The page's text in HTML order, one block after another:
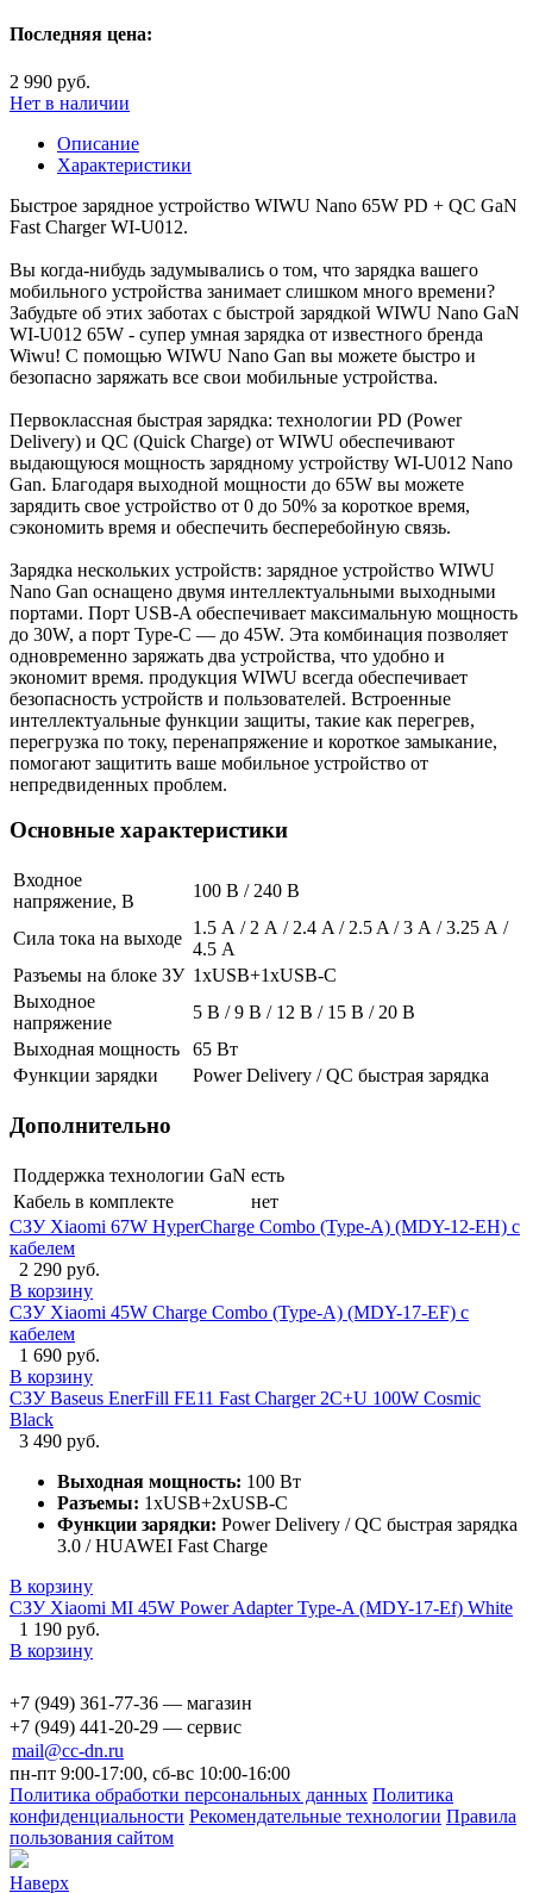
Последняя цена:
2 990 руб.
Нет в наличии
Описание
Характеристики
Быстрое зарядное устройство WIWU Nano 65W PD + QC GaN
Fast Charger WI-U012.
Вы когда-нибудь задумывались о том, что зарядка вашего
мобильного устройства занимает слишком много времени?
Забудьте об этих заботах с быстрой зарядкой WIWU Nano GaN
WI-U012 65W - супер умная зарядка от известного бренда
Wiwu! С помощью WIWU Nano Gan вы можете быстро и
безопасно заряжать все свои мобильные устройства.
Первоклассная быстрая зарядка: технологии PD (Power
Delivery) и QC (Quick Charge) от WIWU обеспечивают
выдающуюся мощность зарядному устройству WI-U012 Nano
Gan. Благодаря выходной мощности до 65W вы можете
зарядить свое устройство от 0 до 50% за короткое время,
сэкономить время и обеспечить бесперебойную связь.
Зарядка нескольких устройств: зарядное устройство WIWU
Nano Gan оснащено двумя интеллектуальными выходными
портами. Порт USB-A обеспечивает максимальную мощность
до 30W, а порт Type-C — до 45W. Эта комбинация позволяет
одновременно заряжать два устройства, что удобно и
экономит время. продукция WIWU всегда обеспечивает
безопасность устройств и пользователей. Встроенные
интеллектуальные функции защиты, такие как перегрев,
перегрузка по току, перенапряжение и короткое замыкание,
помогают защитить ваше мобильное устройство от
непредвиденных проблем.
Основные характеристики
Входное
напряжение, В
100 В / 240 В
Сила тока на выходе
1.5 А / 2 А / 2.4 A / 2.5 A / 3 А / 3.25 А /
4.5 А
Разъемы на блоке ЗУ 1xUSB+1xUSB-C
Выходное
напряжение
5 В / 9 В / 12 В / 15 В / 20 В
Выходная мощность
65 Вт
Функции зарядки
Power Delivery / QC быстрая зарядка
Дополнительно
Поддержка технологии GaN есть
Кабель в комплекте
нет
СЗУ Xiaomi 67W HyperCharge Combo (Type-A) (MDY-12-EH) с
кабелем
2 290 руб.
В корзину
СЗУ Xiaomi 45W Charge Combo (Type-A) (MDY-17-EF) с
кабелем
1 690 руб.
В корзину
СЗУ Baseus EnerFill FE11 Fast Charger 2C+U 100W Cosmic
Black
3 490 руб.
Выходная мощность: 100 Вт
Разъемы: 1xUSB+2xUSB-C
Функции зарядки: Power Delivery / QC быстрая зарядка
3.0 / HUAWEI Fast Charge
В корзину
СЗУ Xiaomi MI 45W Power Adapter Type-A (MDY-17-Ef) White
1 190 руб.
В корзину
+7 (949) 361-77-36 — магазин
+7 (949) 441-20-29 — сервис
mail@cc-dn.ru
пн-пт 9:00-17:00, сб-вс 10:00-16:00
Политика обработки персональных данных Политика
конфиденциальности Рекомендательные технологии Правила
пользования сайтом
Наверх